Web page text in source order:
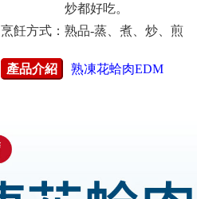
炒都好吃。
烹飪方式：熟品-蒸、煮、炒、煎
產品介紹 熟凍花蛤肉EDM